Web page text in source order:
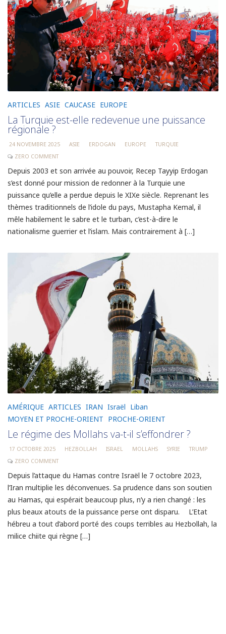
ARTICLES ASIE CAUCASE EUROPE
La Turquie est-elle redevenue une puissance
régionale ?
24 NOVEMBRE 2025 ASIE ERDOGAN EUROPE
TURQUIE
ZERO COMMENT
Depuis 2003 et son arrivée au pouvoir, Recep Tayyip Erdogan
s’est donné pour mission de redonner à la Turquie une
puissance qu’elle a perdue depuis le XIXe siècle. Reprenant les
thèmes traditionnels de l’idole du pays, Mustapha Kemal, il
mêle habilement le sabre et le turban, c’est-à-dire le
nationalisme guerrier et l’islam. Mais contrairement à […]
AMÉRIQUE ARTICLES IRAN Israël Liban
MOYEN ET PROCHE-ORIENT PROCHE-ORIENT
Le régime des Mollahs va-t-il s’effondrer ?
17 OCTOBRE 2025 HEZBOLLAH ISRAEL MOLLAHS SYRIE
TRUMP
ZERO COMMENT
Depuis l’attaque du Hamas contre Israël le 7 octobre 2023,
l’Iran multiplie les déconvenues. Sa prudence dans son soutien
au Hamas, qui espérait beaucoup plus, n’y a rien changé : les
plus beaux atouts de la puissance perse ont disparu. L’Etat
hébreu a tout d’abord porté des coups terribles au Hezbollah, la
milice chiite qui règne […]